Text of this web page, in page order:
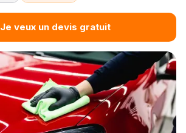
Je veux un devis gratuit